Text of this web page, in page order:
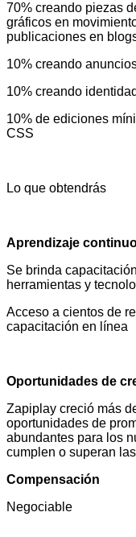
70% creando piezas
gráficos en
publicaciones en
10% creando
10% creando
10% de ediciones
CSS
Lo que obtendrás
Aprendizaje
Se brinda
herramientas y
Acceso a cientos de
capacitación en línea
Oportunidades de
Zapiplay creció más
oportunidades de
abundantes para los
cumplen o superan
Compensación
Negociable